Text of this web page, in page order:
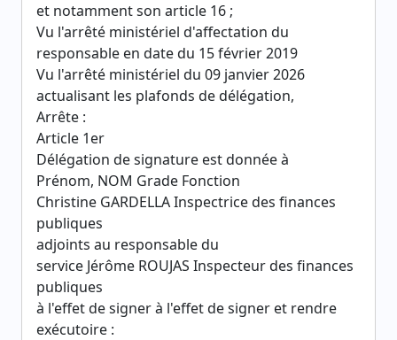
et notamment son article 16 ;
Vu l'arrêté ministériel d'affectation du
responsable en date du 15 février 2019
Vu l'arrêté ministériel du 09 janvier 2026
actualisant les plafonds de délégation,
Arrête :
Article 1er
Délégation de signature est donnée à
Prénom, NOM Grade Fonction
Christine GARDELLA Inspectrice des finances
publiques
adjoints au responsable du
service Jérôme ROUJAS Inspecteur des finances
publiques
à l'effet de signer à l'effet de signer et rendre
exécutoire :